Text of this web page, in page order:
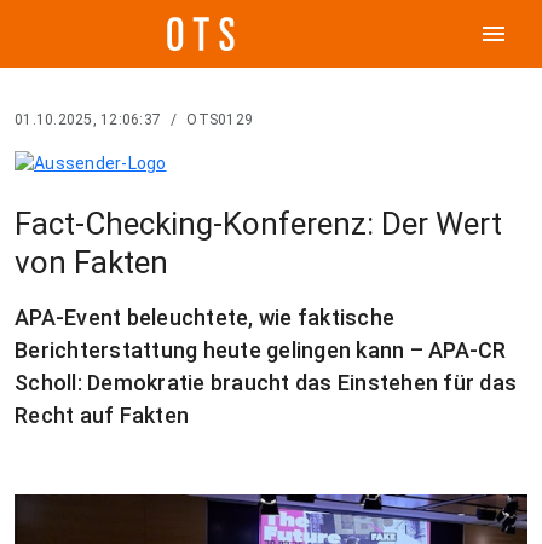
menu
01.10.2025, 12:06:37 / OTS0129
Fact-Checking-Konferenz: Der Wert
von Fakten
APA-Event beleuchtete, wie faktische
Berichterstattung heute gelingen kann – APA-CR
Scholl: Demokratie braucht das Einstehen für das
Recht auf Fakten